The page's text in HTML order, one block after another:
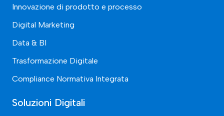
Innovazione di prodotto e processo
Digital Marketing
Data & BI
Trasformazione Digitale
Compliance Normativa Integrata
Soluzioni Digitali